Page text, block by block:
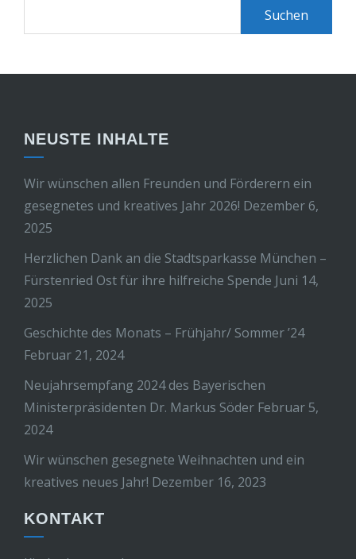
NEUSTE INHALTE
Wir wünschen allen Freunden und Förderern ein
gesegnetes und kreatives Jahr 2026! Dezember 6,
2025
Herzlichen Dank an die Stadtsparkasse München –
Fürstenried Ost für ihre hilfreiche Spende Juni 14,
2025
Geschichte des Monats – Frühjahr/ Sommer ’24
Februar 21, 2024
Neujahrsempfang 2024 des Bayerischen
Ministerpräsidenten Dr. Markus Söder Februar 5,
2024
Wir wünschen gesegnete Weihnachten und ein
kreatives neues Jahr! Dezember 16, 2023
KONTAKT